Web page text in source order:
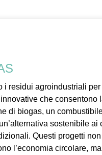
i residui agroindustriali
che consentono
di biogas, un
sostenibile ai
Questi progetti
l’economia circolare, ma